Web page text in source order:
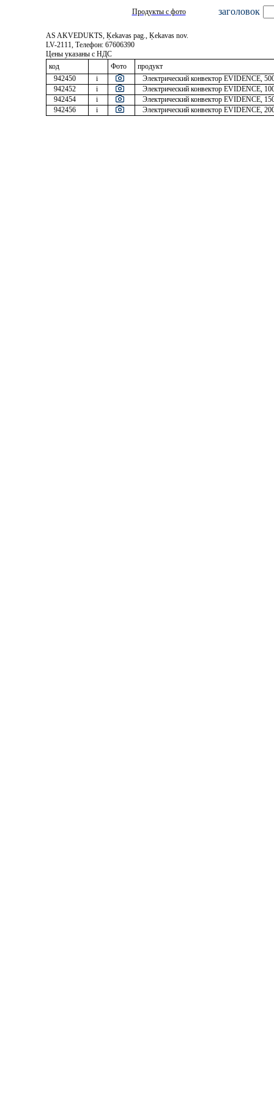
Продукты с фото заголовок
AS AKVEDUKTS, Ķekavas pag., Ķekavas nov.
LV-2111, Телефон: 67606390
Цены указаны с НДС
код
Фото
продукт
942450
i
Электрический конвектор EVIDENCE,
942452
i
Электрический конвектор EVIDENCE,
942454
i
Электрический конвектор EVIDENCE,
942456
i Электрический конвектор EVIDENCE,